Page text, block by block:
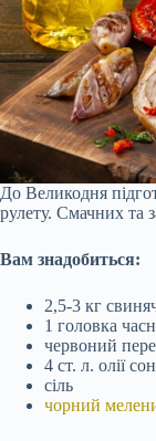
До Великодня
рулету. Смачних та
Вам знадобиться:
2,5-3 кг
1 головка
червоний
4 ст. л. олії
сіль
чорний